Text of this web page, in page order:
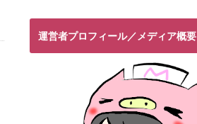
運営者プロフィール／メディア概要